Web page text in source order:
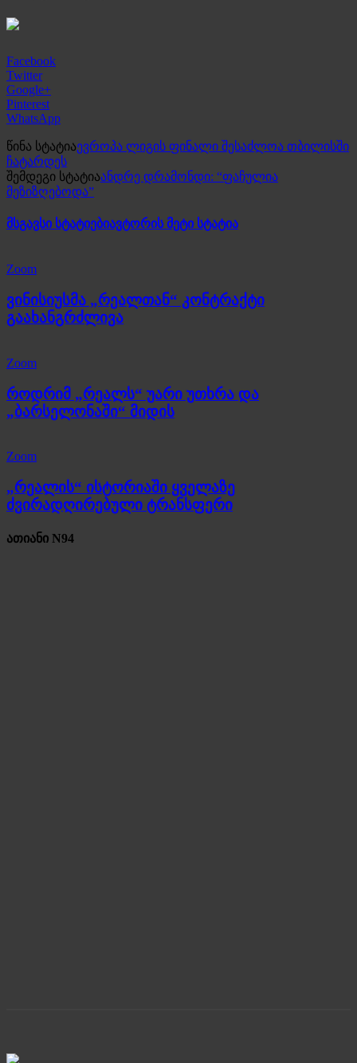
Facebook
Twitter
Google+
Pinterest
WhatsApp
წინა სტატიაევროპა ლიგის ფინალი შესაძლოა თბილისში
ჩატარდეს
შემდეგი სტატიაანდრე დრამონდი: “ფაჩულია
მეზიზღებოდა”
მსგავსი სტატიებიავტორის მეტი სტატია
Zoom
ვინისიუსმა „რეალთან“ კონტრაქტი
გაახანგრძლივა
Zoom
როდრიმ „რეალს“ უარი უთხრა და
„ბარსელონაში“ მიდის
Zoom
„რეალის“ ისტორიაში ყველაზე
ძვირადღირებული ტრანსფერი
ათიანი N94